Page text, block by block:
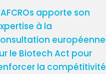
apporte son
à la
européenne
le Biotech Act pour
la compétitivité